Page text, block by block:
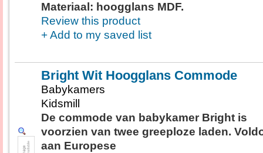
Materiaal: hoogglans MDF.
Review this product
+ Add to my saved list
Bright Wit Hoogglans Commode
Babykamers
Kidsmill
De commode van babykamer Bright is
voorzien van twee greeploze laden.
aan Europese